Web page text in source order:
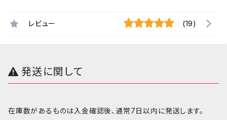
レビュー (19)
発送に関して
在庫数があるものは入金確認後、通常7日以内に発送します。